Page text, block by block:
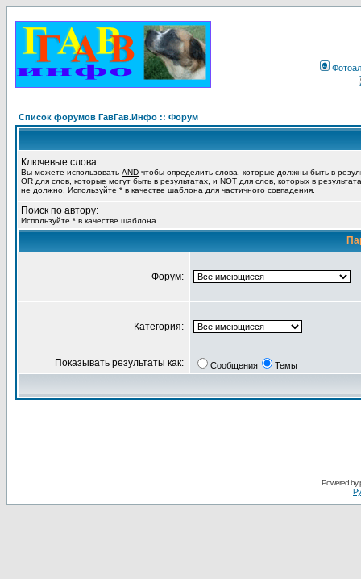
Список форумов ГавГав.Инфо :: Форум
Ключевые слова:
Вы можете использовать AND чтобы определить слова, которые должны быть в
OR для слов, которые могут быть в результатах, и NOT для слов, которых в
не должно. Используйте * в качестве шаблона для частичного совпадения.
Поиск по автору:
Используйте * в качестве шаблона
Форум:
Категория:
Показывать результаты как: Сообщения Темы
Powered by